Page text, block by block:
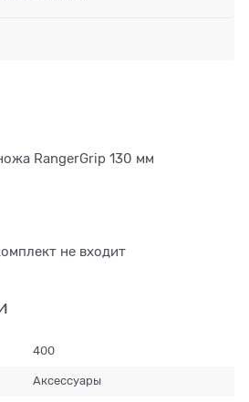
RangerGrip 130 мм
не входит
400
Аксессуары